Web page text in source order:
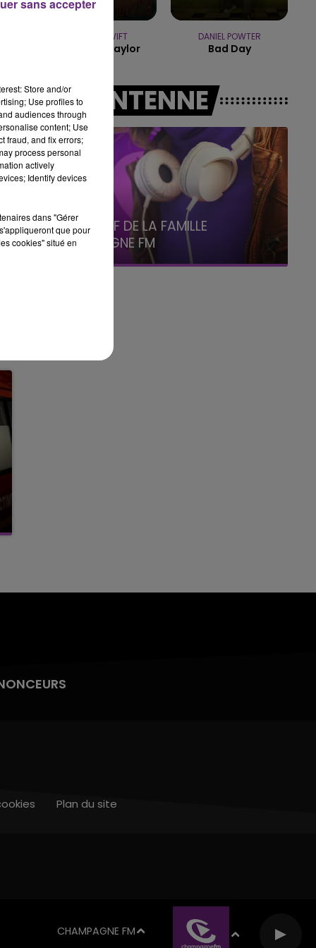
19h15 - 20h00
LA RADIO POP
TAYLOR SWIFT
Elizabeth Taylor
DANIEL POWTER
Bad Day
A L'ANTENNE
5h00 - 6h00
LE BEST OF DE LA FAMILLE
CHAMPAGNE FM
CHAMPAGNE FM
Plan du site
Store and/or
Use profiles to
audiences through
content; Use
fraud, and fix errors;
process personal
actively
Identify devices
dans "Gérer
que pour
cookies" situé en
sans accepter